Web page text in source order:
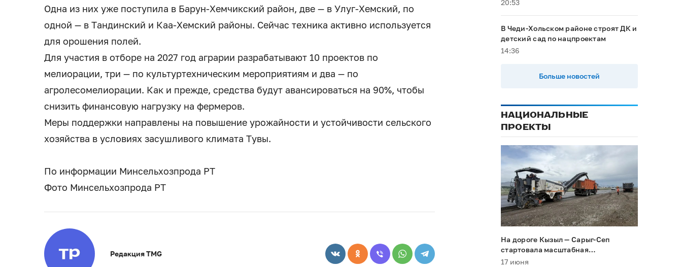
Одна из них уже поступила в Барун-Хемчикский район, две — в Улуг-Хемский, по
одной — в Тандинский и Каа-Хемский районы. Сейчас техника активно используется
для орошения полей.
Для участия в отборе на 2027 год аграрии разрабатывают 10 проектов по
мелиорации, три — по культуртехническим мероприятиям и два — по
агролесомелиорации. Как и прежде, средства будут авансироваться на 90%, чтобы
снизить финансовую нагрузку на фермеров.
Меры поддержки направлены на повышение урожайности и устойчивости сельского
хозяйства в условиях засушливого климата Тувы.
По информации Минсельхозпрода РТ
Фото Минсельхозпрода РТ
Редакция TMG
20:53
В Чеди-Хольском районе строят ДК и
детский сад по нацпроектам
14:36
Больше новостей
НАЦИОНАЛЬНЫЕ
ПРОЕКТЫ
На дороге Кызыл — Сарыг-Сеп
стартовала масштабная
реконструкция
17 июня